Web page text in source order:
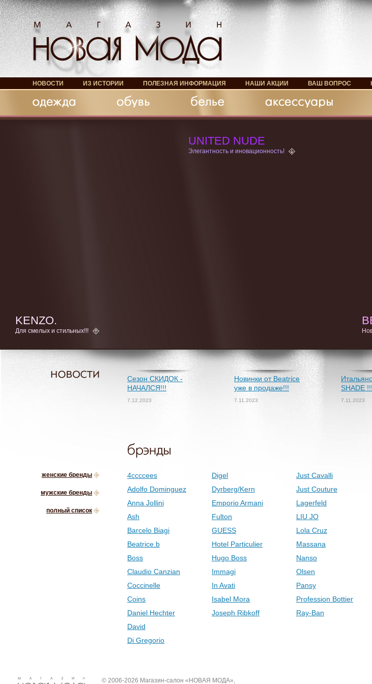
НОВОСТИ ИЗ ИСТОРИИ ПОЛЕЗНАЯ ИНФОРМАЦИЯ НАШИ АКЦИИ ВАШ ВОПРОС
Аксессуары
KENZO.
Для смелых и стильных!!!
UNITED NUDE
Элегантность и иновационность!
Сезон СКИДОК -
НАЧАЛСЯ!!!
7.12.2023
Новинки от Beatrice
уже в продаже!!!
7.11.2023
SHADE !!!
7.11.2023
женские бренды
мужские бренды
полный список
4ccccees
Adolfo Dominguez
Anna Jollini
Ash
Barcelo Biagi
Beatrice.b
Boss
Claudio Canzian
Coccinelle
Coins
Daniel Hechter
David
Di Gregorio
Digel
Dyrberg/Kern
Emporio Armani
Fulton
GUESS
Hotel Particulier
Hugo Boss
Immagi
In Avati
Isabel Mora
Joseph Ribkoff
Just Cavalli
Just Couture
Lagerfeld
LIU JO
Lola Cruz
Massana
Nanso
Olsen
Pansy
Profession Bottier
Ray-Ban
© 2006-2026 Магазин-салон «НОВАЯ МОДА»,